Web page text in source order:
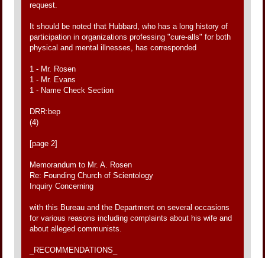
request.
It should be noted that Hubbard, who has a long history of
participation in organizations professing "cure-alls" for both
physical and mental illnesses, has corresponded
1 - Mr. Rosen
1 - Mr. Evans
1 - Name Check Section
DRR:bep
(4)
[page 2]
Memorandum to Mr. A. Rosen
Re: Founding Church of Scientology
Inquiry Concerning
with this Bureau and the Department on several occasions
for various reasons including complaints about his wife and
about alleged communists.
_RECOMMENDATIONS_